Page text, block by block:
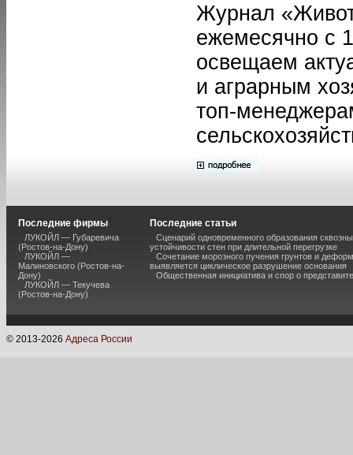
Журнал
ежемесячно с
освещаем
и аграрным
топ-
Последние фирмы
ЛУКОЙЛ — Губаревича
(Ростов-на-Дону)
ЛУКОЙЛ —
Малиновского (Ростов-на-
Дону)
ЛУКОЙЛ — Текучева
(Ростов-на-Дону)
Последние статьи
Сценарий одновременного образования
устойчивости стен при длительной перегрузке
Сочетание морозного пучения грунтов и
выявляется циклическое разрушение основания
Общественная инициатива и спор о
© 2013-2026 Адреса России